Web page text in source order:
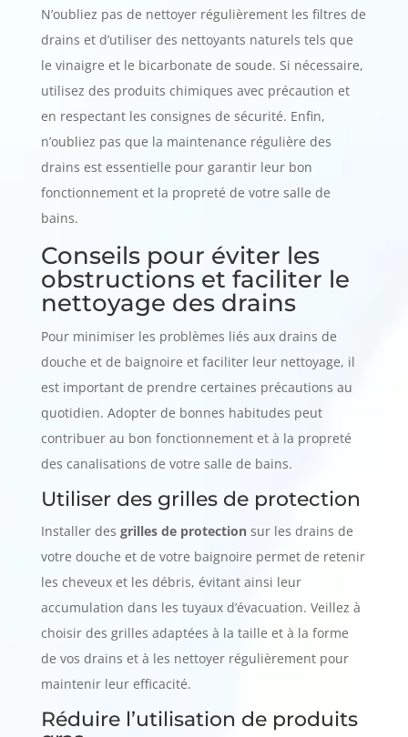
N’oubliez pas de nettoyer régulièrement les filtres de
drains et d’utiliser des nettoyants naturels tels que
le vinaigre et le bicarbonate de soude. Si nécessaire,
utilisez des produits chimiques avec précaution et
en respectant les consignes de sécurité. Enfin,
n’oubliez pas que la maintenance régulière des
drains est essentielle pour garantir leur bon
fonctionnement et la propreté de votre salle de
bains.
Conseils pour éviter les
obstructions et faciliter le
nettoyage des drains
Pour minimiser les problèmes liés aux drains de
douche et de baignoire et faciliter leur nettoyage, il
est important de prendre certaines précautions au
quotidien. Adopter de bonnes habitudes peut
contribuer au bon fonctionnement et à la propreté
des canalisations de votre salle de bains.
Utiliser des grilles de protection
Installer des grilles de protectionsur les drains de
votre douche et de votre baignoire permet de retenir
les cheveux et les débris, évitant ainsi leur
accumulation dans les tuyaux d’évacuation. Veillez à
choisir des grilles adaptées à la taille et à la forme
de vos drains et à les nettoyer régulièrement pour
maintenir leur efficacité.
Réduire l’utilisation de produits